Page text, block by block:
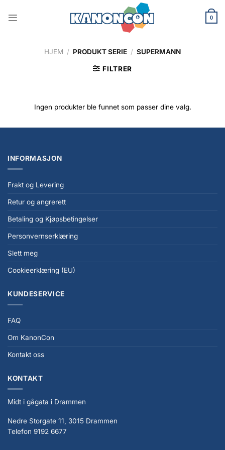
0
HJEM / PRODUKT SERIE / SUPERMANN
FILTRER
Ingen produkter ble funnet som passer dine valg.
INFORMASJON
Frakt og Levering
Retur og angrerett
Betaling og Kjøpsbetingelser
Personvernserklæring
Slett meg
Cookieerklæring (EU)
KUNDESERVICE
FAQ
Om KanonCon
Kontakt oss
KONTAKT
Midt i gågata i Drammen
Nedre Storgate 11, 3015 Drammen
Telefon 9192 6677